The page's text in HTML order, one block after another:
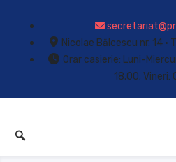
Nicolae Bălcescu nr. 14 •
Orar casierie: Luni-
18.00; Vineri: